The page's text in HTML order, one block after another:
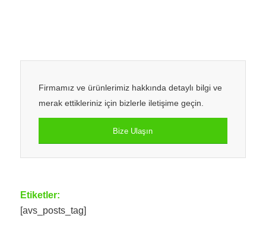
Firmamız ve ürünlerimiz hakkında detaylı bilgi ve
merak ettikleriniz için bizlerle iletişime geçin.
Bize Ulaşın
Etiketler:
[avs_posts_tag]